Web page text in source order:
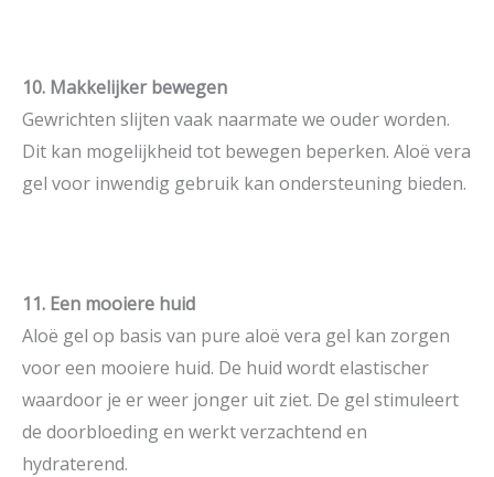
10. Makkelijker bewegen
Gewrichten slijten vaak naarmate we ouder worden.
Dit kan mogelijkheid tot bewegen beperken. Aloë vera
gel voor inwendig gebruik kan ondersteuning bieden.
11. Een mooiere huid
Aloë gel op basis van pure aloë vera gel kan zorgen
voor een mooiere huid. De huid wordt elastischer
waardoor je er weer jonger uit ziet. De gel stimuleert
de doorbloeding en werkt verzachtend en
hydraterend.